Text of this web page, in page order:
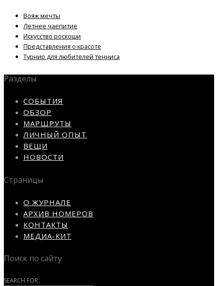
Вояж мечты
Летнее чаепитие
Искусство роскоши
Представления о красоте
Турнир для любителей тенниса
Разделы
СОБЫТИЯ
ОБЗОР
МАРШРУТЫ
ЛИЧНЫЙ ОПЫТ
ВЕЩИ
НОВОСТИ
Страницы
О ЖУРНАЛЕ
АРХИВ НОМЕРОВ
КОНТАКТЫ
МЕДИА-КИТ
Поиск по сайту
SEARCH FOR: